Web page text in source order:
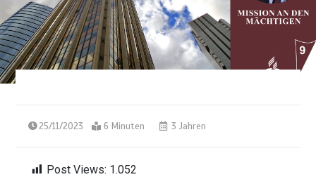
25/11/2023 6 Minuten 3 Jahren
Post Views: 1.052